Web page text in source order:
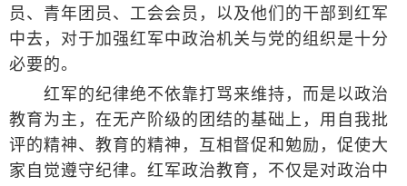
员、青年团员、工会会员，以及他们的干部到红军
中去，对于加强红军中政治机关与党的组织是十分
必要的。
红军的纪律绝不依靠打骂来维持，而是以政治
教育为主，在无产阶级的团结的基础上，用自我批
评的精神、教育的精神，互相督促和勉励，促使大
家自觉遵守纪律。红军政治教育，不仅是对政治中